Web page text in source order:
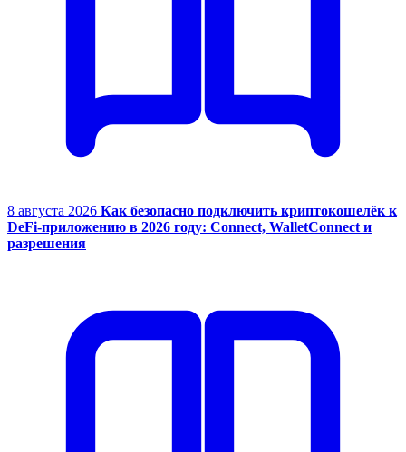
8 августа 2026 Как безопасно подключить криптокошелёк к
DeFi-приложению в 2026 году: Connect, WalletConnect и
разрешения